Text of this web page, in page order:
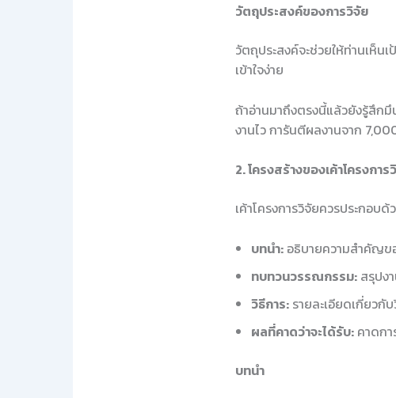
วัตถุประสงค์ของการวิจัย
วัตถุประสงค์จะช่วยให้ท่านเห็น
เข้าใจง่าย
ถ้าอ่านมาถึงตรงนี้แล้วยังรู้สึก
งานไว การันตีผลงานจาก
2. โครงสร้างของเค้าโครงการ
เค้าโครงการวิจัยควรประกอ
บทนำ: อธิบายความสำคัญข
ทบทวนวรรณกรรม: สรุปง
วิธีการ: รายละเอียดเกี่ยวกั
ผลที่คาดว่าจะได้รับ: คาดก
บทนำ